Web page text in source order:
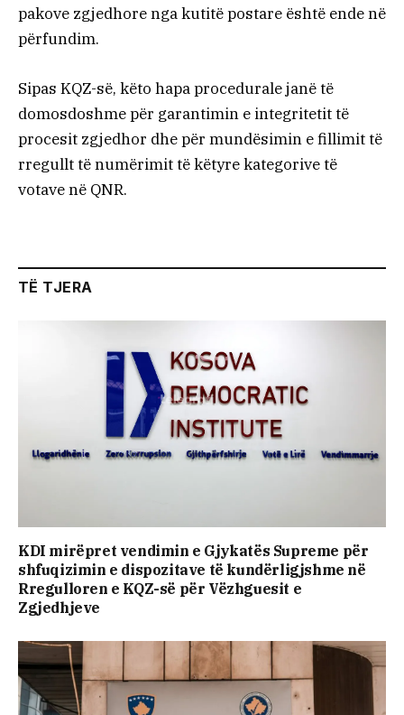
pakove zgjedhore nga kutitë postare është ende në
përfundim.
Sipas KQZ-së, këto hapa procedurale janë të
domosdoshme për garantimin e integritetit të
procesit zgjedhor dhe për mundësimin e fillimit të
rregullt të numërimit të këtyre kategorive të
votave në QNR.
TË TJERA
KDI mirëpret vendimin e Gjykatës Supreme për
shfuqizimin e dispozitave të kundërligjshme në
Rregulloren e KQZ-së për Vëzhguesit e
Zgjedhjeve